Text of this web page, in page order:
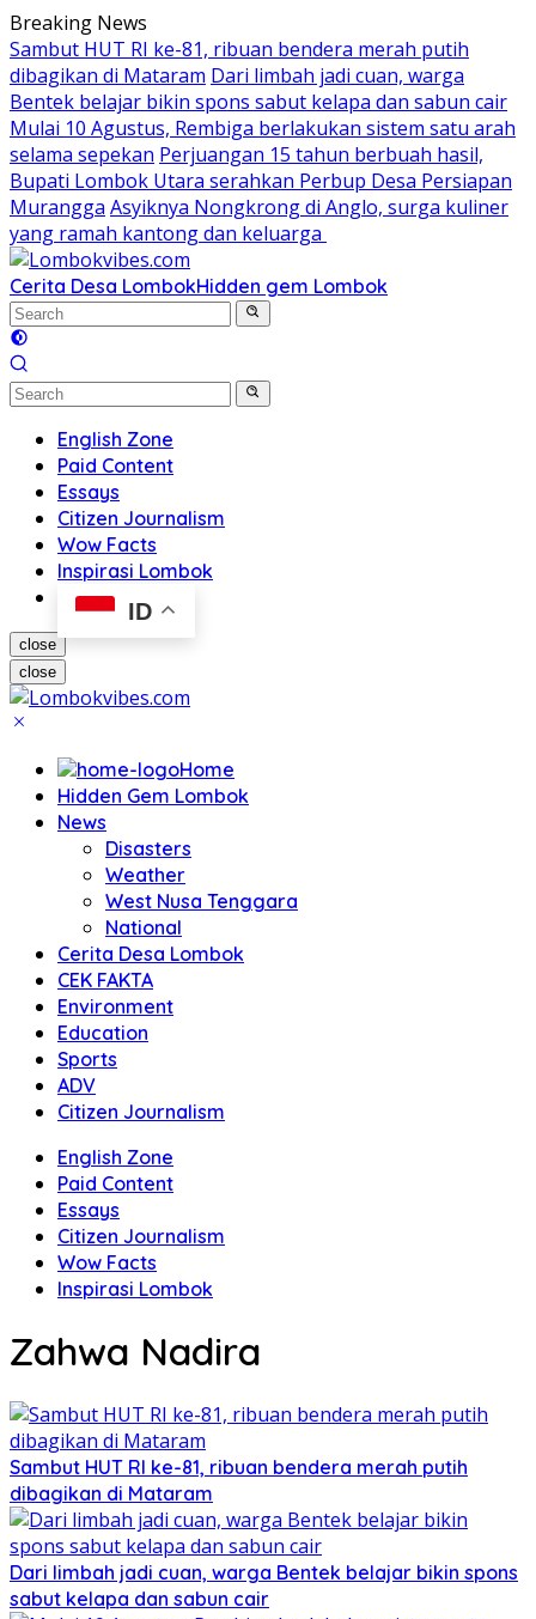
Skip
to
content
Breaking News
Sambut HUT RI ke-81, ribuan bendera merah putih
dibagikan di Mataram Dari limbah jadi cuan, warga
Bentek belajar bikin spons sabut kelapa dan sabun cair
Mulai 10 Agustus, Rembiga berlakukan sistem satu arah
selama sepekan Perjuangan 15 tahun berbuah hasil,
Bupati Lombok Utara serahkan Perbup Desa Persiapan
Murangga Asyiknya Nongkrong di Anglo, surga kuliner
yang ramah kantong dan keluarga
Cerita Desa LombokHidden gem Lombok
English Zone
Paid Content
Essays
Citizen Journalism
Wow Facts
Inspirasi Lombok
ID
close
close
Home
Hidden Gem Lombok
News
Disasters
Weather
West Nusa Tenggara
National
Cerita Desa Lombok
CEK FAKTA
Environment
Education
Sports
ADV
Citizen Journalism
English Zone
Paid Content
Essays
Citizen Journalism
Wow Facts
Inspirasi Lombok
Zahwa Nadira
Sambut HUT RI ke-81, ribuan bendera merah putih
dibagikan di Mataram
Dari limbah jadi cuan, warga Bentek belajar bikin spons
sabut kelapa dan sabun cair